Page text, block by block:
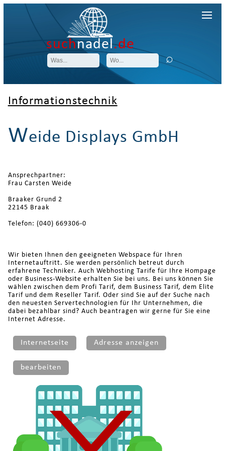
suchnadel.de
Informationstechnik
Weide Displays GmbH
Ansprechpartner:
Frau Carsten Weide
Braaker Grund 2
22145 Braak
Telefon: (040) 669306-0
Wir bieten Ihnen den geeigneten Webspace für Ihren
Internetauftritt. Sie werden persönlich betreut durch
erfahrene Techniker. Auch Webhosting Tarife für Ihre Hompage
oder Business-Website erhalten Sie bei uns. Bei uns können Sie
wählen zwischen dem Profi Tarif, dem Business Tarif, dem Elite
Tarif und dem Reseller Tarif. Oder sind Sie auf der Suche nach
den neuesten Servertechnologien für Ihr Unternehmen, die
dabei bezahlbar sind? Auch beantragen wir gerne für Sie eine
Internet Adresse.
Internetseite Adresse anzeigen
bearbeiten